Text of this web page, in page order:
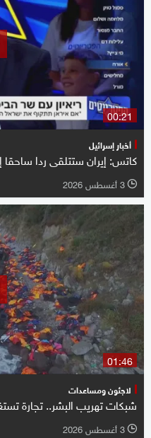
00:21
أخبار إسرائيل
كاتس: إيران ستتلقى ردا
l 3 أغسطس 2026
01:46
لاجئون ومساعدات
شبكات تهريب البشر.. تجارة
l 3 أغسطس 2026